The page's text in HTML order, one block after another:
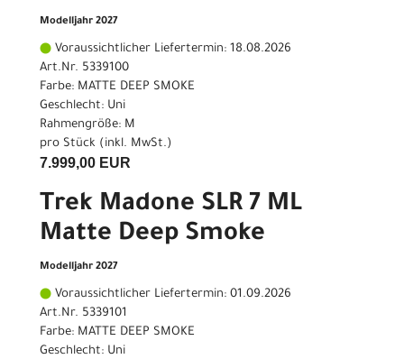
Modelljahr 2027
Voraussichtlicher Liefertermin: 18.08.2026
Art.Nr. 5339100
Farbe: MATTE DEEP SMOKE
Geschlecht: Uni
Rahmengröße: M
pro Stück (inkl. MwSt.)
7.999,00 EUR
Trek Madone SLR 7 ML
Matte Deep Smoke
Modelljahr 2027
Voraussichtlicher Liefertermin: 01.09.2026
Art.Nr. 5339101
Farbe: MATTE DEEP SMOKE
Geschlecht: Uni